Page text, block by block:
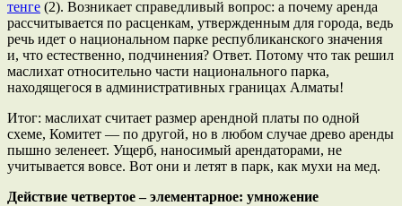
тенге (2). Возникает справедливый вопрос: а почему аренда
рассчитывается по расценкам, утвержденным для города, ведь
речь идет о национальном парке республиканского значения
и, что естественно, подчинения? Ответ. Потому что так решил
маслихат относительно части национального парка,
находящегося в административных границах Алматы!
Итог: маслихат считает размер арендной платы по одной
схеме, Комитет — по другой, но в любом случае древо аренды
пышно зеленеет. Ущерб, наносимый арендаторами, не
учитывается вовсе. Вот они и летят в парк, как мухи на мед.
Действие четвертое – элементарное: умножение